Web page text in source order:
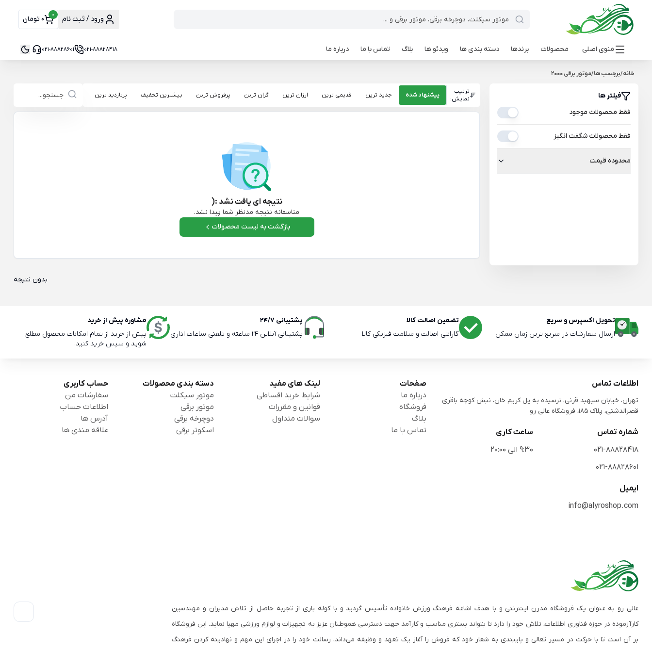
ورود / ثبت نام 0 0 تومان
منوی اصلی محصولات برندها دسته بندی ها ویدئو ها بلاگ تماس با ما درباره ما 021-88828418
021-88828601
خانه/برچسب ها/موتور برقی 2000
فیلتر ها
فقط محصولات موجود
فقط محصولات شگفت انگیز
محدوده قیمت
ترتیب
نمایش:
پیشنهاد شده جدید ترین قدیمی ترین ارزان ترین گران ترین پرفروش ترین بیشترین تخفیف پربازدید ترین
نتیجه ای یافت نشد :(
متاسفانه نتیجه مدنظر شما پیدا نشد.
بازگشت به لیست محصولات
بدون نتیجه
تحویل اکسپرس و سریع
ارسال سفارشات در سریع ترین زمان ممکن
تضمین اصالت کالا
گارانتی اصالت و سلامت فیزیکی کالا
پشتیبانی 24/7
پشتیبانی آنلاین 24 ساعته و تلفنی ساعات اداری
مشاوره پیش از خرید
پیش از خرید از تمام امکانات محصول مطلع
شوید و سپس خرید کنید.
اطلاعات تماس
تهران، خیابان سپهبد قرنی، نرسیده به پل کریم خان، نبش کوچه باقری
قصرالدشتی،‌ پلاک 185، فروشگاه عالی رو
شماره تماس
021-88828418
021-88828601
ساعت کاری
9:30 الی 20:00
ایمیل
info@alyroshop.com
صفحات
درباره ما
فروشگاه
بلاگ
تماس با ما
لینک های مفید
شرایط خرید اقساطی
قوانین و مقررات
سوالات متداول
دسته بندی محصولات
موتور سیکلت
موتور برقی
دوچرخه برقی
اسکوتر برقی
حساب کاربری
سفارشات من
اطلاعات حساب
آدرس ها
علاقه مندی ها
عالی رو به عنوان یک فروشگاه مدرن اینترنتی و با هدف اشاعه فرهنگ ورزش خانواده تأسیس گردید و با کوله باری از تجربه حاصل از تلاش مدیران و مهندسین
کارآزموده در حوزه فناوری اطلاعات، تلاش خود را دارد تا بتواند بستری مناسب و کارآمد جهت دسترسی هموطنان عزیز به تجهیزات و لوازم ورزشی مهیا نماید. این فروشگاه
بر آن است تا با حرکت در مسیر تعالی و پایبندی به شعار خود که فروش را آغاز یک تعهد و وظیفه می‌داند، رسالت خود را در اجرای این مهم و نهادینه کردن فرهنگ